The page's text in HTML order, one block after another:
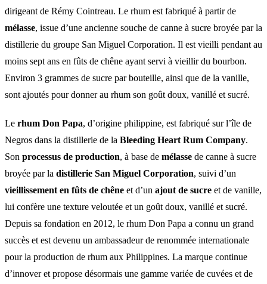
dirigeant de Rémy Cointreau. Le rhum est fabriqué à partir de
mélasse, issue d’une ancienne souche de canne à sucre broyée par la
distillerie du groupe San Miguel Corporation. Il est vieilli pendant au
moins sept ans en fûts de chêne ayant servi à vieillir du bourbon.
Environ 3 grammes de sucre par bouteille, ainsi que de la vanille,
sont ajoutés pour donner au rhum son goût doux, vanillé et sucré.
Le rhum Don Papa, d’origine philippine, est fabriqué sur l’île de
Negros dans la distillerie de la Bleeding Heart Rum Company.
Son processus de production, à base de mélasse de canne à sucre
broyée par la distillerie San Miguel Corporation, suivi d’un
vieillissement en fûts de chêne et d’un ajout de sucre et de vanille,
lui confère une texture veloutée et un goût doux, vanillé et sucré.
Depuis sa fondation en 2012, le rhum Don Papa a connu un grand
succès et est devenu un ambassadeur de renommée internationale
pour la production de rhum aux Philippines. La marque continue
d’innover et propose désormais une gamme variée de cuvées et de